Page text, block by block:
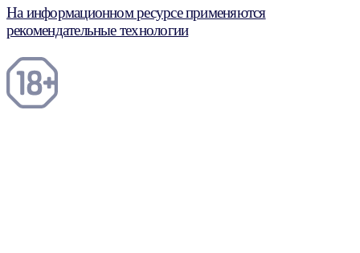
На информационном ресурсе применяются
рекомендательные технологии